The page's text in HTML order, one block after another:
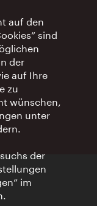
auf den
sind
der
auf Ihre
zu
wünschen,
unter
der
im